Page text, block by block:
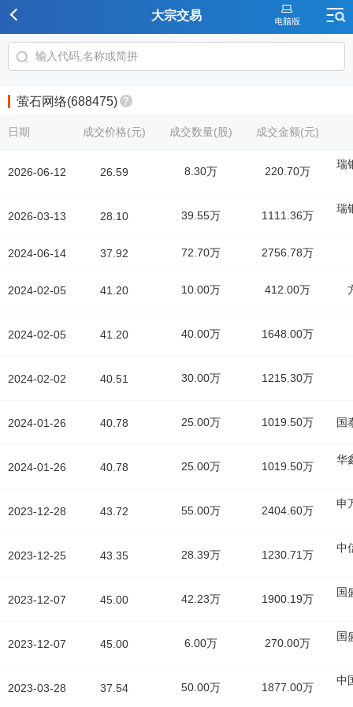
大宗交易
萤石网络(688475)
日期
2026-06-12
2026-03-13
2024-06-14
2024-02-05
2024-02-05
2024-02-02
2024-01-26
2024-01-26
2023-12-28
2023-12-25
2023-12-07
2023-12-07
2023-03-28
成交价格(元) 成交数量(股) 成交金额(元)
26.59 8.30万 220.70万
瑞
28.10 39.55万 1111.36万
瑞
37.92 72.70万 2756.78万
41.20 10.00万 412.00万
41.20 40.00万 1648.00万
40.51 30.00万 1215.30万
40.78 25.00万 1019.50万 国
40.78 25.00万 1019.50万
华
43.72 55.00万 2404.60万
申
43.35 28.39万 1230.71万
中
45.00 42.23万 1900.19万
国
45.00 6.00万 270.00万
国
37.54 50.00万 1877.00万
中